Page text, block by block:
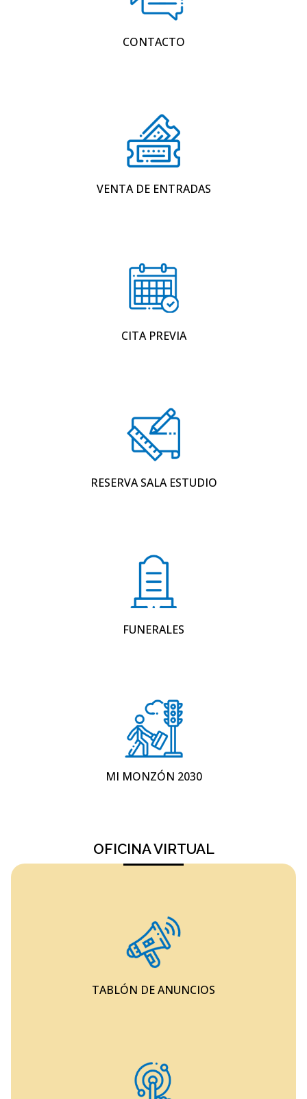
CONTACTO
VENTA DE ENTRADAS
CITA PREVIA
RESERVA SALA ESTUDIO
FUNERALES
MI MONZÓN 2030
OFICINA VIRTUAL
TABLÓN DE ANUNCIOS